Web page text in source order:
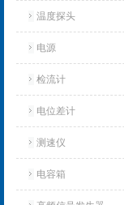
温度探头
电源
检流计
电位差计
测速仪
电容箱